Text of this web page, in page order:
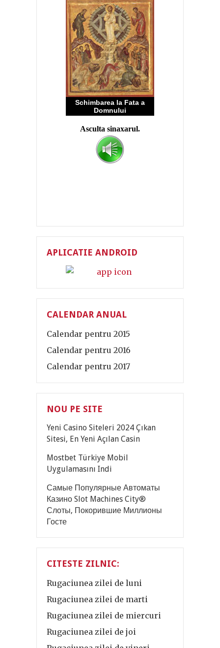
APLICATIE ANDROID
CALENDAR ANUAL
Calendar pentru 2015
Calendar pentru 2016
Calendar pentru 2017
NOU PE SITE
Yeni Casino Siteleri 2024 Çıkan
Sitesi, En Yeni Açılan Casin
Mostbet Türkiye Mobil
Uygulamasını Indi
Самые Популярные Автоматы
Казино Slot Machines City®
Слоты, Покорившие Миллионы
Госте
CITESTE ZILNIC:
Rugaciunea zilei de luni
Rugaciunea zilei de marti
Rugaciunea zilei de miercuri
Rugaciunea zilei de joi